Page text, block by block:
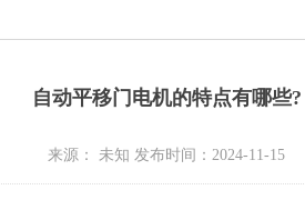
自动平移门电机的特点有哪些?
来源： 未知 发布时间：2024-11-15